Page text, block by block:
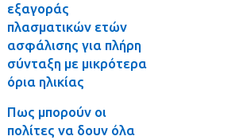
εξαγοράς
πλασματικών ετών
ασφάλισης για πλήρη
σύνταξη με μικρότερα
όρια ηλικίας
Πως μπορούν οι
πολίτες να δουν όλα